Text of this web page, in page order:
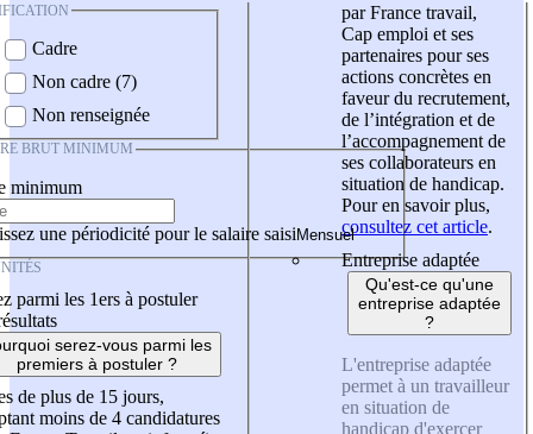
Cadre
Non cadre (7)
Non renseignée
BRUT MINIMUM
minimum
une périodicité pour le salaire saisi
parmi les 1ers à postuler
serez-vous parmi les
premiers à postuler ?
de plus de 15 jours,
moins de 4 candidatures
par France travail,
Cap emploi et ses
partenaires pour ses
actions concrètes en
faveur du recrutement,
de l’intégration et de
l’accompagnement de
ses collaborateurs en
situation de handicap.
Pour en savoir plus,
consultez cet article.
Entreprise adaptée
Qu'est-ce qu'une
entreprise adaptée
?
L'entreprise adaptée
permet à un travailleur
en situation de
handicap d'exercer